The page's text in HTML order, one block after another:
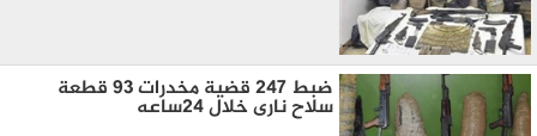
ضبط 247 قضية مخدرات 93 قطعة
سلاح نارى خلال 24ساعه